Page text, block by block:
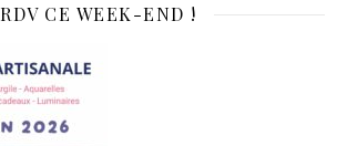
RDV CE WEEK-END !